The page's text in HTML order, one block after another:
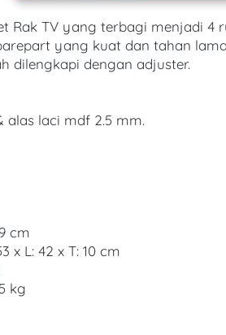
Rak TV yang terbagi menjadi
yang kuat dan tahan
dilengkapi dengan adjuster.
alas laci mdf 2.5 mm.
cm
x L: 42 x T: 10 cm
kg